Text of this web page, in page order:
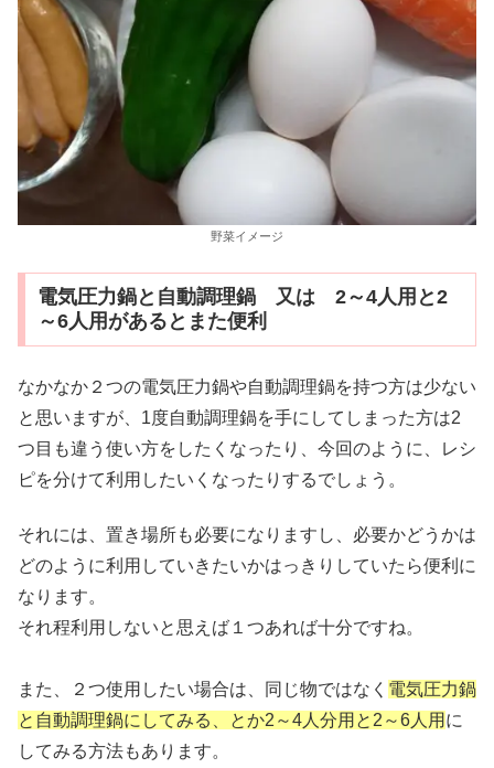
野菜イメージ
電気圧力鍋と自動調理鍋 又は 2～4人用と2
～6人用があるとまた便利
なかなか２つの電気圧力鍋や自動調理鍋を持つ方は少ない
と思いますが、1度自動調理鍋を手にしてしまった方は2
つ目も違う使い方をしたくなったり、今回のように、レシ
ピを分けて利用したいくなったりするでしょう。
それには、置き場所も必要になりますし、必要かどうかは
どのように利用していきたいかはっきりしていたら便利に
なります。
それ程利用しないと思えば１つあれば十分ですね。
また、２つ使用したい場合は、同じ物ではなく 電気圧力鍋
と自動調理鍋にしてみる、とか2～4人分用と2～6人用 に
してみる方法もあります。